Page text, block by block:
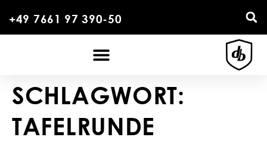
+49 7661 97 390-50
SCHLAGWORT:
TAFELRUNDE